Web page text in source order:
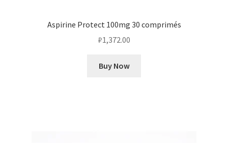
Aspirine Protect 100mg 30 comprimés
₽1,372.00
Buy Now